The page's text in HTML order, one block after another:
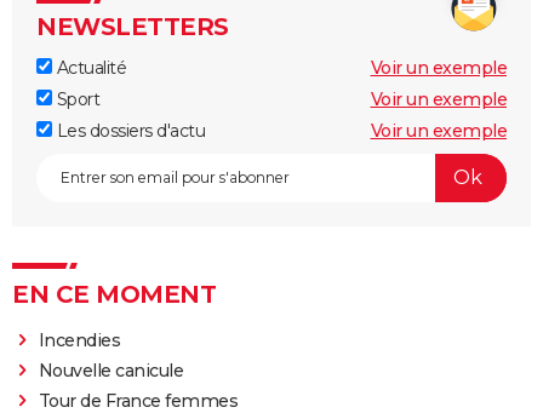
NEWSLETTERS
Actualité
Voir un exemple
Sport
Voir un exemple
Les dossiers d'actu
Voir un exemple
EN CE MOMENT
Incendies
Nouvelle canicule
Tour de France femmes